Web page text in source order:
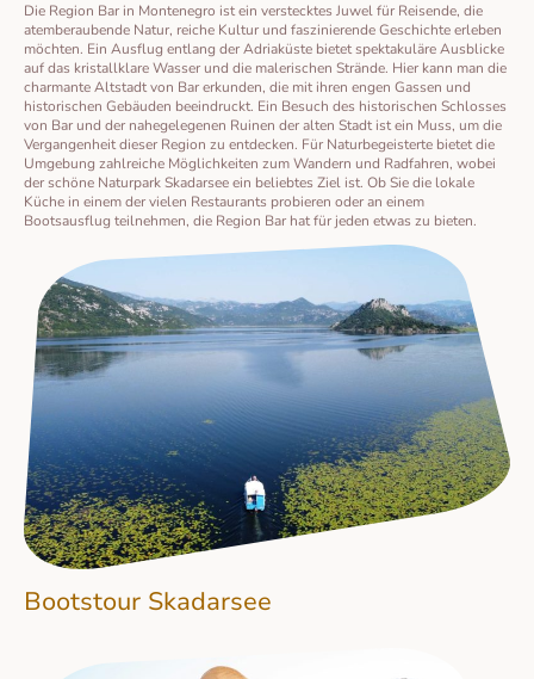
Die Region Bar in Montenegro ist ein verstecktes Juwel für Reisende, die
atemberaubende Natur, reiche Kultur und faszinierende Geschichte erleben
möchten. Ein Ausflug entlang der Adriaküste bietet spektakuläre Ausblicke
auf das kristallklare Wasser und die malerischen Strände. Hier kann man die
charmante Altstadt von Bar erkunden, die mit ihren engen Gassen und
historischen Gebäuden beeindruckt. Ein Besuch des historischen Schlosses
von Bar und der nahegelegenen Ruinen der alten Stadt ist ein Muss, um die
Vergangenheit dieser Region zu entdecken. Für Naturbegeisterte bietet die
Umgebung zahlreiche Möglichkeiten zum Wandern und Radfahren, wobei
der schöne Naturpark Skadarsee ein beliebtes Ziel ist. Ob Sie die lokale
Küche in einem der vielen Restaurants probieren oder an einem
Bootsausflug teilnehmen, die Region Bar hat für jeden etwas zu bieten.
Bootstour Skadarsee